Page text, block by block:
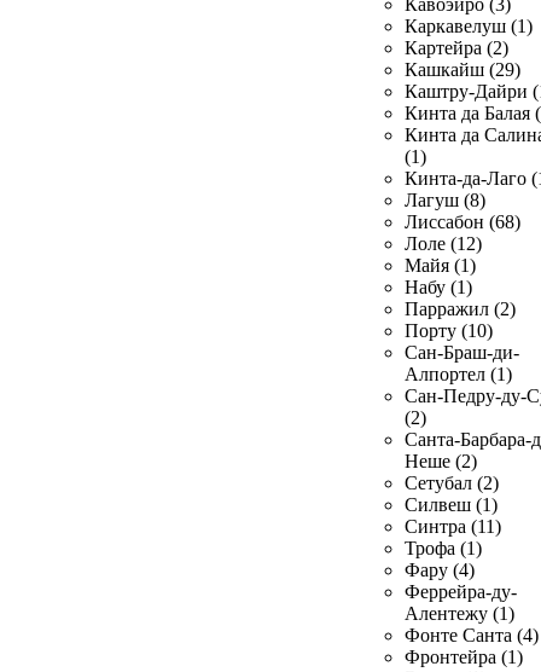
Кавоэйро (3)
Каркавелуш (1)
Картейра (2)
Кашкайш (29)
Каштру-Дайри
Кинта да Балая
Кинта да
(1)
Кинта-да-Лаго
Лагуш (8)
Лиссабон (68)
Лоле (12)
Майя (1)
Набу (1)
Парражил (2)
Порту (10)
Сан-Браш-ди-
Алпортел (1)
Сан-Педру-ду-
(2)
Санта-Барбара-
Неше (2)
Сетубал (2)
Силвеш (1)
Синтра (11)
Трофа (1)
Фару (4)
Феррейра-ду-
Алентежу (1)
Фонте Санта (4)
Фронтейра (1)